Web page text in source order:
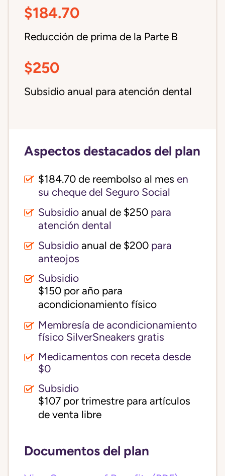
$184.70
Reducción de prima de la Parte B
$250
Subsidio anual para atención dental
Aspectos destacados del plan
$184.70 de reembolso al mes en
su cheque del Seguro Social
Subsidio anual de $250 para
atención dental
Subsidio anual de $200 para
anteojos
Subsidio
$150 por año para
acondicionamiento físico
Membresía de acondicionamiento
físico SilverSneakers gratis
Medicamentos con receta desde
$0
Subsidio
$107 por trimestre para artículos
de venta libre
Documentos del plan